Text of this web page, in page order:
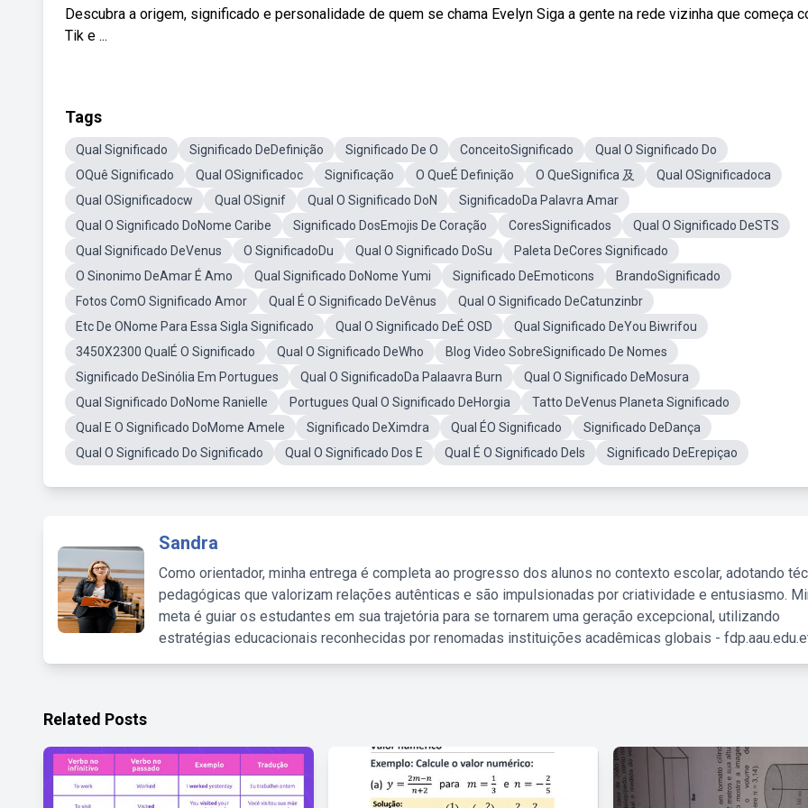
Descubra a origem, significado e personalidade de quem se chama Evelyn Siga a gente na rede vizinha que começa
Tik e ...
Tags
Qual Significado Significado DeDefinição Significado De O ConceitoSignificado
Qual O Significado Do
OQuê Significado
Qual OSignificadoc Significação O QueÉ Definição O QueSignifica 及
Qual OSignificadoca
Qual OSignificadocw
Qual OSignif Qual O Significado DoN
SignificadoDa Palavra Amar
Qual O Significado DoNome Caribe
Significado DosEmojis De Coração CoresSignificados
Qual O Significado DeSTS
Qual Significado DeVenus
O SignificadoDu Qual O Significado DoSu
Paleta DeCores Significado
O Sinonimo DeAmar É Amo
Qual Significado DoNome Yumi Significado DeEmoticons
BrandoSignificado
Fotos ComO Significado Amor
Qual É O Significado DeVênus
Qual O Significado DeCatunzinbr
Etc De ONome Para Essa Sigla Significado
Qual O Significado DeÉ OSD
Qual Significado DeYou Biwrifou
3450X2300 QualÉ O Significado
Qual O Significado DeWho
Blog Video SobreSignificado De Nomes
Significado DeSinólia Em Portugues
Qual O SignificadoDa Palaavra Burn
Qual O Significado DeMosura
Qual Significado DoNome Ranielle
Portugues Qual O Significado DeHorgia
Tatto DeVenus Planeta Significado
Qual E O Significado DoMome Amele
Significado DeXimdra Qual ÉO Significado
Significado DeDança
Qual O Significado Do Significado
Qual O Significado Dos E Qual É O Significado DeIs Significado DeErepiçao
Sandra
Como orientador, minha entrega é completa ao progresso dos alunos no contexto escolar, adotando
pedagógicas que valorizam relações autênticas e são impulsionadas por criatividade e entusiasmo.
meta é guiar os estudantes em sua trajetória para se tornarem uma geração excepcional, utilizando
estratégias educacionais reconhecidas por renomadas instituições acadêmicas globais -
Related Posts